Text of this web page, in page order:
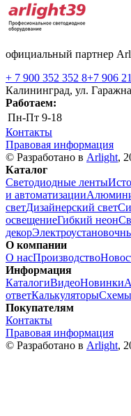
официальный партнер
+ 7 900 352 352 8+7 906
Калининград, ул.
Работаем:
Пн-Пт 9-18
Контакты
Правовая информация
© Разработано в Arlight,
Каталог
Светодиодные ленты
и автоматизации
светДизайнерский свет
освещениеГибкий неон
декор
О компании
О насПроизводство
Информация
КаталогиВидеоНовинки
ответКалькуляторы
Покупателям
Контакты
Правовая информация
© Разработано в Arlight,